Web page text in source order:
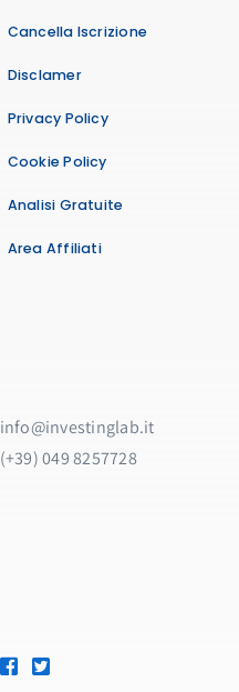
Cancella Iscrizione
Disclamer
Privacy Policy
Cookie Policy
Analisi Gratuite
Area Affiliati
info@investinglab.it
(+39) 049 8257728